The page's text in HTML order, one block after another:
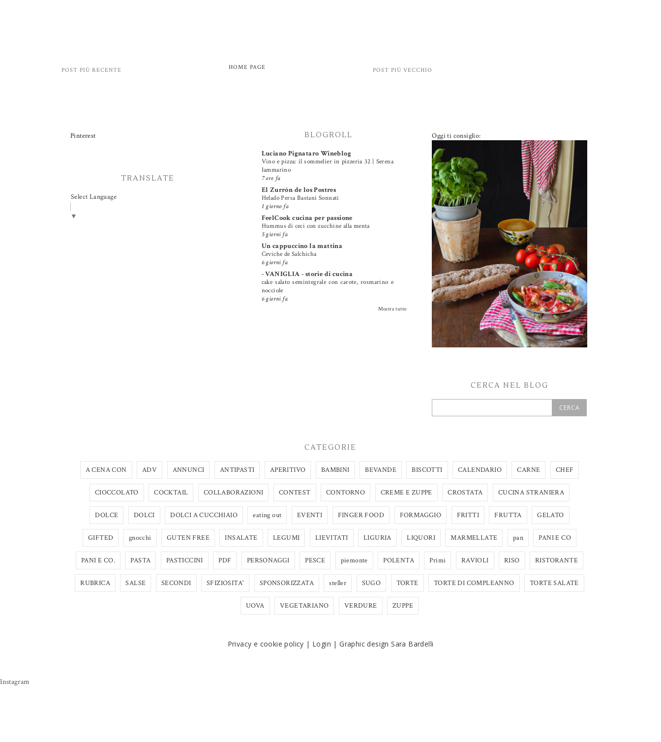
POST PIÙ RECENTE POST PIÙ VECCHIO
HOME PAGE
Pinterest
TRANSLATE
Select Language
▼
BLOGROLL
Luciano Pignataro Wineblog
Vino e pizza: il sommelier in pizzeria 32 | Serena
Iammarino
7 ore fa
El Zurrón de los Postres
Helado Persa Bastani Sonnati
1 giorno fa
FeelCook cucina per passione
Hummus di ceci con zucchine alla menta
5 giorni fa
Un cappuccino la mattina
Ceviche de Salchicha
6 giorni fa
- VANIGLIA - storie di cucina
cake salato semintegrale con carote, rosmarino e
nocciole
6 giorni fa
Mostra tutto
Oggi ti consiglio:
PETTI DI POLLO ALLA PIZZAIOLA
CERCA NEL BLOG
CATEGORIE
A CENA CON ADV ANNUNCI ANTIPASTI APERITIVO BAMBINI BEVANDE BISCOTTI CALENDARIO CARNE CHEF
CIOCCOLATO COCKTAIL COLLABORAZIONI CONTEST CONTORNO CREME E ZUPPE CROSTATA CUCINA STRANIERA
DOLCE DOLCI DOLCI A CUCCHIAIO eating out EVENTI FINGER FOOD FORMAGGIO FRITTI FRUTTA GELATO
GIFTED gnocchi GUTEN FREE INSALATE LEGUMI LIEVITATI LIGURIA LIQUORI MARMELLATE pan PANI E CO
PANI E CO. PASTA PASTICCINI PDF PERSONAGGI PESCE piemonte POLENTA Primi RAVIOLI RISO RISTORANTE
RUBRICA SALSE SECONDI SFIZIOSITA' SPONSORIZZATA steller SUGO TORTE TORTE DI COMPLEANNO TORTE SALATE
UOVA VEGETARIANO VERDURE ZUPPE
Privacy e cookie policy | Login |Graphic design Sara Bardelli
Instagram